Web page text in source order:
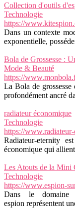
Collection d'outils
Technologie
https://
Dans un contexte
exponentielle,
Bola de Grossesse :
Mode & Beauté
https://
La Bola de
profondément ancré
radiateur économique
Technologie
https://
Radiateur-eternity
économique qui
Les Atouts de la Mini
Technologie
https://www.espion-
Dans le
espion représentent